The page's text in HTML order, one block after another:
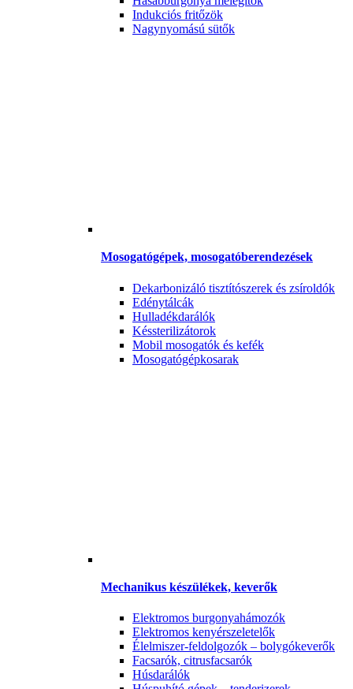
Indukciós fritőzök
Nagynyomású sütők
Mosogatógépek, mosogatóberendezések
Dekarbonizáló tisztítószerek és zsíroldók
Edénytálcák
Hulladékdarálók
Késsterilizátorok
Mobil mosogatók és kefék
Mosogatógépkosarak
Mechanikus készülékek, keverők
Elektromos burgonyahámozók
Elektromos kenyérszeletelők
Élelmiszer-feldolgozók – bolygókeverők
Facsarók, citrusfacsarók
Húsdarálók